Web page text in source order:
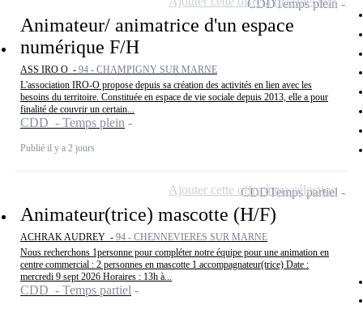
Animateur/ animatrice d'un espace
numérique F/H
ASS IRO O - 94 - CHAMPIGNY SUR MARNE
L'association IRO-O propose depuis sa création des activités en lien avec les
besoins du territoire. Constituée en espace de vie sociale depuis 2013, elle a pour
finalité de couvrir un certain...
CDD - Temps plein
Publié il y a 2 jours
CDDTemps plein
Animateur(trice) mascotte (H/F)
ACHRAK AUDREY - 94 - CHENNEVIERES SUR MARNE
Nous recherchons 1personne pour compléter notre équipe pour une animation en
centre commercial : 2 personnes en mascotte 1 accompagnateur(trice) Date :
mercredi 9 sept 2026 Horaires : 13h à...
CDD - Temps partiel
CDDTemps partiel
Ajouter cette offre à ma sélection